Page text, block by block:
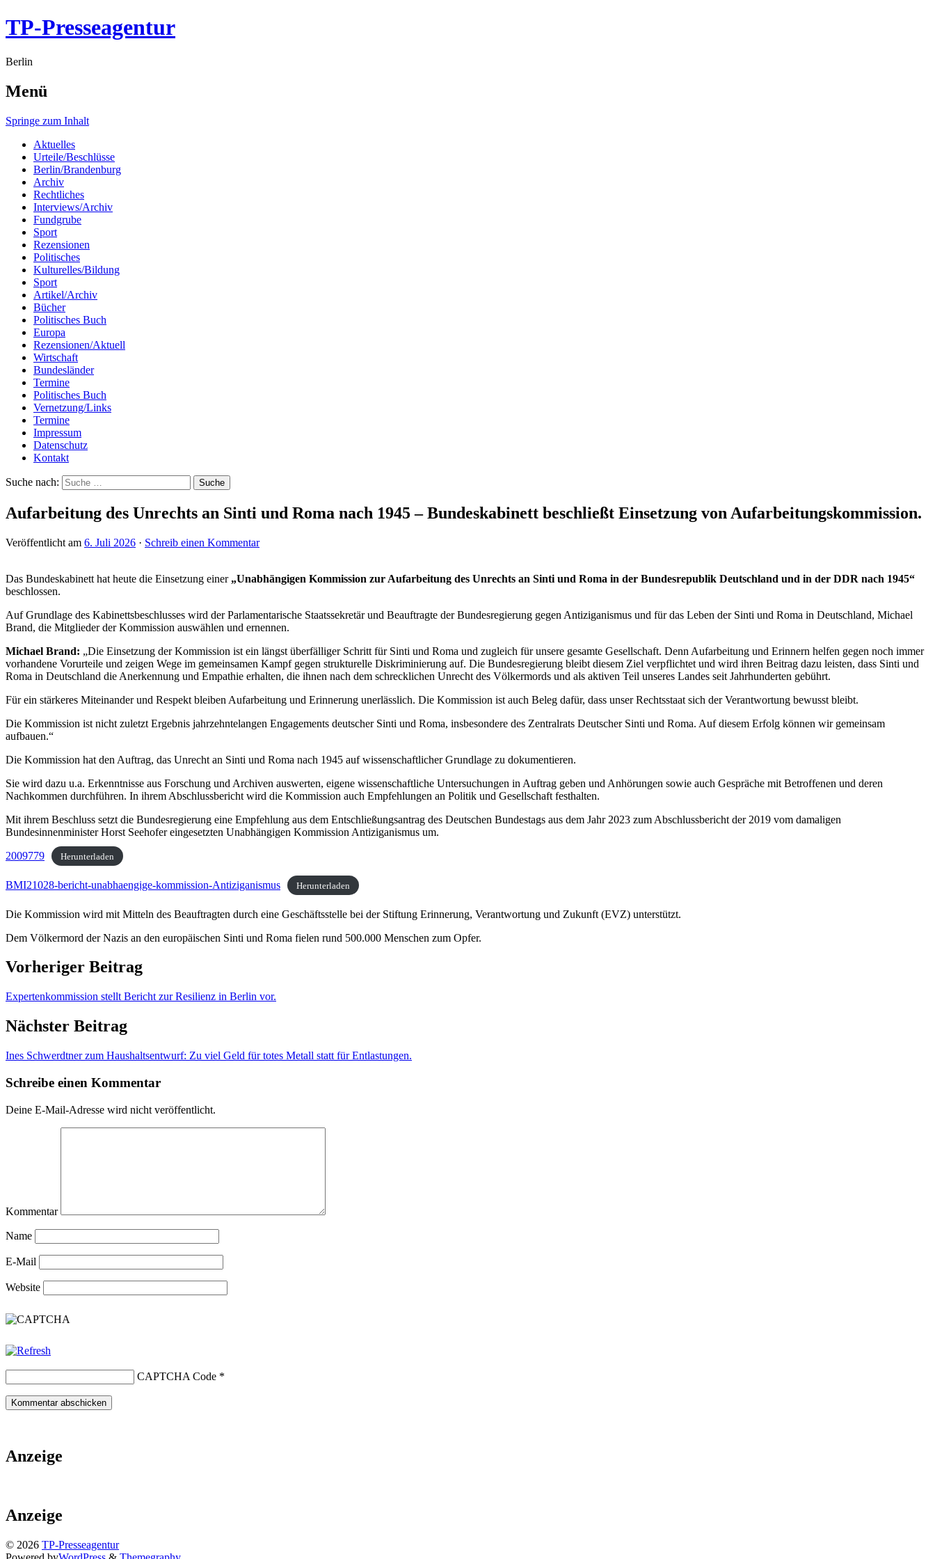
TP-Presseagentur
Berlin
Menü
Springe zum Inhalt
Aktuelles
Urteile/Beschlüsse
Berlin/Brandenburg
Archiv
Rechtliches
Interviews/Archiv
Fundgrube
Sport
Rezensionen
Politisches
Kulturelles/Bildung
Sport
Artikel/Archiv
Bücher
Politisches Buch
Europa
Rezensionen/Aktuell
Wirtschaft
Bundesländer
Termine
Politisches Buch
Vernetzung/Links
Termine
Impressum
Datenschutz
Kontakt
Suche nach:
Aufarbeitung des Unrechts an Sinti und Roma nach 1945 – Bundeskabinett beschließt Einsetzung von Aufarbeitungskommission.
Veröffentlicht am 6. Juli 2026 · Schreib einen Kommentar
Das Bundeskabinett hat heute die Einsetzung einer „Unabhängigen Kommission zur Aufarbeitung des Unrechts an Sinti und Roma in der Bundesrepublik Deutschland und in der DDR nach 1945“
beschlossen.
Auf Grundlage des Kabinettsbeschlusses wird der Parlamentarische Staatssekretär und Beauftragte der Bundesregierung gegen Antiziganismus und für das Leben der Sinti und Roma in Deutschland, Michael
Brand, die Mitglieder der Kommission auswählen und ernennen.
Michael Brand: „Die Einsetzung der Kommission ist ein längst überfälliger Schritt für Sinti und Roma und zugleich für unsere gesamte Gesellschaft. Denn Aufarbeitung und Erinnern helfen gegen noch immer
vorhandene Vorurteile und zeigen Wege im gemeinsamen Kampf gegen strukturelle Diskriminierung auf. Die Bundesregierung bleibt diesem Ziel verpflichtet und wird ihren Beitrag dazu leisten, dass Sinti und
Roma in Deutschland die Anerkennung und Empathie erhalten, die ihnen nach dem schrecklichen Unrecht des Völkermords und als aktiven Teil unseres Landes seit Jahrhunderten gebührt.
Für ein stärkeres Miteinander und Respekt bleiben Aufarbeitung und Erinnerung unerlässlich. Die Kommission ist auch Beleg dafür, dass unser Rechtsstaat sich der Verantwortung bewusst bleibt.
Die Kommission ist nicht zuletzt Ergebnis jahrzehntelangen Engagements deutscher Sinti und Roma, insbesondere des Zentralrats Deutscher Sinti und Roma. Auf diesem Erfolg können wir gemeinsam
aufbauen.“
Die Kommission hat den Auftrag, das Unrecht an Sinti und Roma nach 1945 auf wissenschaftlicher Grundlage zu dokumentieren.
Sie wird dazu u.a. Erkenntnisse aus Forschung und Archiven auswerten, eigene wissenschaftliche Untersuchungen in Auftrag geben und Anhörungen sowie auch Gespräche mit Betroffenen und deren
Nachkommen durchführen. In ihrem Abschlussbericht wird die Kommission auch Empfehlungen an Politik und Gesellschaft festhalten.
Mit ihrem Beschluss setzt die Bundesregierung eine Empfehlung aus dem Entschließungsantrag des Deutschen Bundestags aus dem Jahr 2023 zum Abschlussbericht der 2019 vom damaligen
Bundesinnenminister Horst Seehofer eingesetzten Unabhängigen Kommission Antiziganismus um.
2009779
Herunterladen
BMI21028-bericht-unabhaengige-kommission-Antiziganismus Herunterladen
Die Kommission wird mit Mitteln des Beauftragten durch eine Geschäftsstelle bei der Stiftung Erinnerung, Verantwortung und Zukunft (EVZ) unterstützt.
Dem Völkermord der Nazis an den europäischen Sinti und Roma fielen rund 500.000 Menschen zum Opfer.
Vorheriger Beitrag
Expertenkommission stellt Bericht zur Resilienz in Berlin vor.
Nächster Beitrag
Ines Schwerdtner zum Haushaltsentwurf: Zu viel Geld für totes Metall statt für Entlastungen.
Schreibe einen Kommentar
Deine E-Mail-Adresse wird nicht veröffentlicht.
Kommentar
Name
E-Mail
Website
CAPTCHA Code *
Anzeige
Anzeige
© 2026 TP-Presseagentur